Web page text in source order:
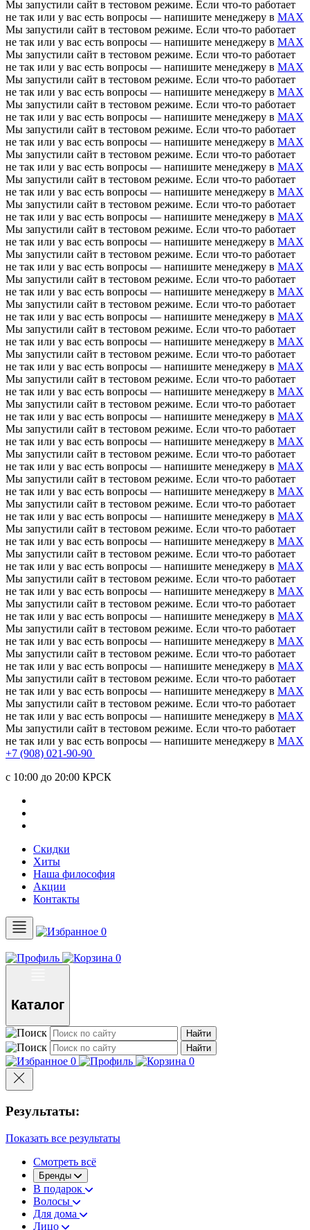
Мы запустили сайт в тестовом режиме. Если что-то работает
не так или у вас есть вопросы — напишите менеджеру в MAX
Мы запустили сайт в тестовом режиме. Если что-то работает
не так или у вас есть вопросы — напишите менеджеру в MAX
Мы запустили сайт в тестовом режиме. Если что-то работает
не так или у вас есть вопросы — напишите менеджеру в MAX
Мы запустили сайт в тестовом режиме. Если что-то работает
не так или у вас есть вопросы — напишите менеджеру в MAX
Мы запустили сайт в тестовом режиме. Если что-то работает
не так или у вас есть вопросы — напишите менеджеру в MAX
Мы запустили сайт в тестовом режиме. Если что-то работает
не так или у вас есть вопросы — напишите менеджеру в MAX
Мы запустили сайт в тестовом режиме. Если что-то работает
не так или у вас есть вопросы — напишите менеджеру в MAX
Мы запустили сайт в тестовом режиме. Если что-то работает
не так или у вас есть вопросы — напишите менеджеру в MAX
Мы запустили сайт в тестовом режиме. Если что-то работает
не так или у вас есть вопросы — напишите менеджеру в MAX
Мы запустили сайт в тестовом режиме. Если что-то работает
не так или у вас есть вопросы — напишите менеджеру в MAX
Мы запустили сайт в тестовом режиме. Если что-то работает
не так или у вас есть вопросы — напишите менеджеру в MAX
Мы запустили сайт в тестовом режиме. Если что-то работает
не так или у вас есть вопросы — напишите менеджеру в MAX
Мы запустили сайт в тестовом режиме. Если что-то работает
не так или у вас есть вопросы — напишите менеджеру в MAX
Мы запустили сайт в тестовом режиме. Если что-то работает
не так или у вас есть вопросы — напишите менеджеру в MAX
Мы запустили сайт в тестовом режиме. Если что-то работает
не так или у вас есть вопросы — напишите менеджеру в MAX
Мы запустили сайт в тестовом режиме. Если что-то работает
не так или у вас есть вопросы — напишите менеджеру в MAX
Мы запустили сайт в тестовом режиме. Если что-то работает
не так или у вас есть вопросы — напишите менеджеру в MAX
Мы запустили сайт в тестовом режиме. Если что-то работает
не так или у вас есть вопросы — напишите менеджеру в MAX
Мы запустили сайт в тестовом режиме. Если что-то работает
не так или у вас есть вопросы — напишите менеджеру в MAX
Мы запустили сайт в тестовом режиме. Если что-то работает
не так или у вас есть вопросы — напишите менеджеру в MAX
Мы запустили сайт в тестовом режиме. Если что-то работает
не так или у вас есть вопросы — напишите менеджеру в MAX
Мы запустили сайт в тестовом режиме. Если что-то работает
не так или у вас есть вопросы — напишите менеджеру в MAX
Мы запустили сайт в тестовом режиме. Если что-то работает
не так или у вас есть вопросы — напишите менеджеру в MAX
Мы запустили сайт в тестовом режиме. Если что-то работает
не так или у вас есть вопросы — напишите менеджеру в MAX
Мы запустили сайт в тестовом режиме. Если что-то работает
не так или у вас есть вопросы — напишите менеджеру в MAX
Мы запустили сайт в тестовом режиме. Если что-то работает
не так или у вас есть вопросы — напишите менеджеру в MAX
Мы запустили сайт в тестовом режиме. Если что-то работает
не так или у вас есть вопросы — напишите менеджеру в MAX
Мы запустили сайт в тестовом режиме. Если что-то работает
не так или у вас есть вопросы — напишите менеджеру в MAX
Мы запустили сайт в тестовом режиме. Если что-то работает
не так или у вас есть вопросы — напишите менеджеру в MAX
Мы запустили сайт в тестовом режиме. Если что-то работает
не так или у вас есть вопросы — напишите менеджеру в MAX
+7 (908) 021-90-90
c 10:00 до 20:00 КРСК
Скидки
Хиты
Наша философия
Акции
Контакты
0
0
Каталог
Найти
Найти
0 0
Результаты:
Показать все результаты
Смотреть всё
Бренды
В подарок
Волосы
Для дома
Лицо